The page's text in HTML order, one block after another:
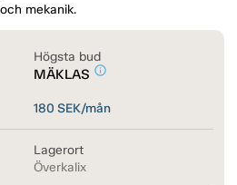
mekanik.
Högsta bud
MÄKLAS info_outline
180 SEK/mån
Lagerort
Överkalix